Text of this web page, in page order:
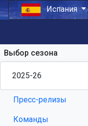
Испания
Выбор сезона
Пресс-релизы
Команды